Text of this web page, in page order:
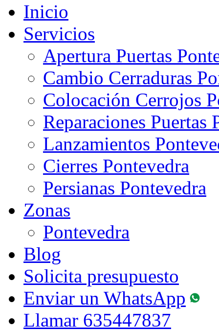
Inicio
Servicios
Apertura Puertas
Cambio Cerraduras
Colocación Cerrojos
Reparaciones Puertas
Lanzamientos
Cierres Pontevedra
Persianas Pontevedra
Zonas
Pontevedra
Blog
Solicita presupuesto
Enviar un WhatsApp
Llamar 635447837